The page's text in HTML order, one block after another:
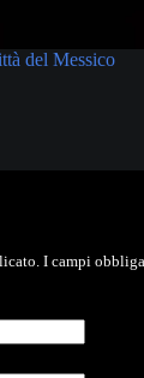
del Messico
I campi